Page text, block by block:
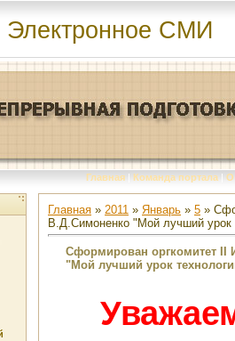
Электронное СМИ
Главная | Команда портала | О
Главная » 2011 » Январь » 5 »
В.Д.Симоненко "Мой лучший урок
Сформирован оргкомитет II
"Мой лучший урок